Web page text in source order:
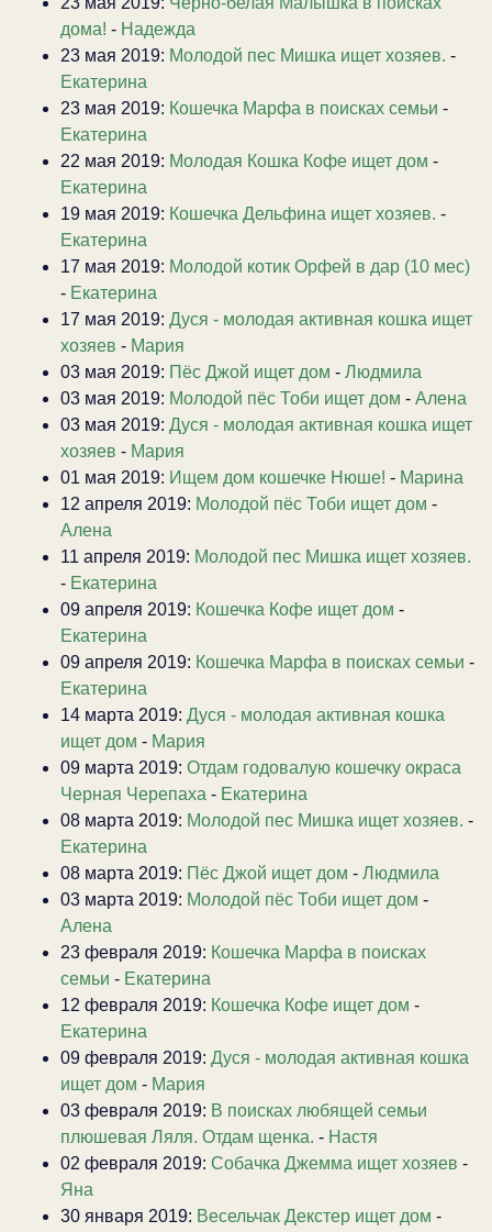
дома! - Надежда
23 мая 2019: Молодой пес Мишка ищет хозяев. -
Екатерина
23 мая 2019: Кошечка Марфа в поисках семьи -
Екатерина
22 мая 2019: Молодая Кошка Кофе ищет дом -
Екатерина
19 мая 2019: Кошечка Дельфина ищет хозяев. -
Екатерина
17 мая 2019: Молодой котик Орфей в дар (10 мес)
- Екатерина
17 мая 2019: Дуся - молодая активная кошка ищет
хозяев - Мария
03 мая 2019: Пёс Джой ищет дом - Людмила
03 мая 2019: Молодой пёс Тоби ищет дом - Алена
03 мая 2019: Дуся - молодая активная кошка ищет
хозяев - Мария
01 мая 2019: Ищем дом кошечке Нюше! - Марина
12 апреля 2019: Молодой пёс Тоби ищет дом -
Алена
11 апреля 2019: Молодой пес Мишка ищет хозяев.
- Екатерина
09 апреля 2019: Кошечка Кофе ищет дом -
Екатерина
09 апреля 2019: Кошечка Марфа в поисках семьи -
Екатерина
14 марта 2019: Дуся - молодая активная кошка
ищет дом - Мария
09 марта 2019: Отдам годовалую кошечку окраса
Черная Черепаха - Екатерина
08 марта 2019: Молодой пес Мишка ищет хозяев. -
Екатерина
08 марта 2019: Пёс Джой ищет дом - Людмила
03 марта 2019: Молодой пёс Тоби ищет дом -
Алена
23 февраля 2019: Кошечка Марфа в поисках
семьи - Екатерина
12 февраля 2019: Кошечка Кофе ищет дом -
Екатерина
09 февраля 2019: Дуся - молодая активная кошка
ищет дом - Мария
03 февраля 2019: В поисках любящей семьи
плюшевая Ляля. Отдам щенка. - Настя
02 февраля 2019: Собачка Джемма ищет хозяев -
Яна
30 января 2019: Весельчак Декстер ищет дом -